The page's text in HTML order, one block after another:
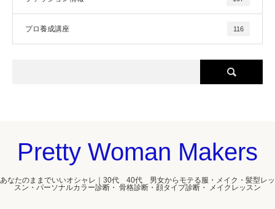
プロ養成講座 116
Pretty Woman Makers
あなたのままでいいオシャレ｜30代 40代 男女からモテる服・メイク・髪型レッ
スン・パーソナルカラー診断・ 骨格診断・顔タイプ診断・ メイクレッスン